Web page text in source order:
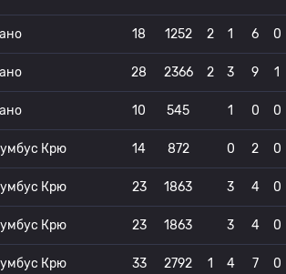
18 1252 2 1 6 0
28 2366 2 3 9 1
10 545 1 0 0
Крю 14 872 0 2 0
Крю 23 1863 3 4 0
Крю 23 1863 3 4 0
Крю 33 2792 1 4 7 0